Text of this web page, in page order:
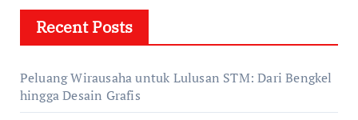
Recent Posts
Peluang Wirausaha untuk Lulusan STM: Dari Bengkel
hingga Desain Grafis